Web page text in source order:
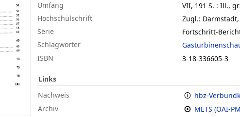
Umfang
VII, 191 S. : Ill.,
Hochschulschrift
Zugl.: Darmstadt,
Serie
Fortschritt-
Schlagwörter
ISBN
3-18-336605-3
Links
Nachweis
hbz-
Archiv
METS (OAI-